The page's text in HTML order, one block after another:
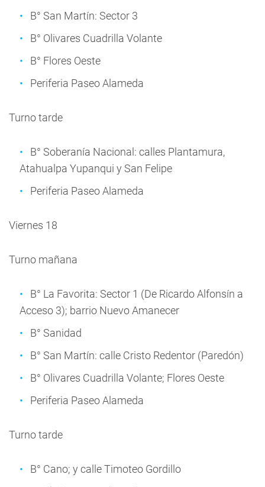
B° San Martín: Sector 3
B° Olivares Cuadrilla Volante
B° Flores Oeste
Periferia Paseo Alameda
Turno tarde
B° Soberanía Nacional: calles Plantamura,
Atahualpa Yupanqui y San Felipe
Periferia Paseo Alameda
Viernes 18
Turno mañana
B° La Favorita: Sector 1 (De Ricardo Alfonsín a
Acceso 3); barrio Nuevo Amanecer
B° Sanidad
B° San Martín: calle Cristo Redentor (Paredón)
B° Olivares Cuadrilla Volante; Flores Oeste
Periferia Paseo Alameda
Turno tarde
B° Cano; y calle Timoteo Gordillo